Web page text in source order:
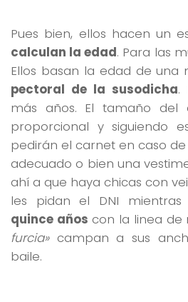
Pues bien, ellos hacen un
calculan la edad. Para las
Ellos basan la edad de una
pectoral de la susodicha.
más años. El tamaño del
proporcional y siguiendo
pedirán el carnet en caso
adecuado o bien una
ahí a que haya chicas con
les pidan el DNI mientras
quince años con la linea de
furcia»campan a sus
baile.